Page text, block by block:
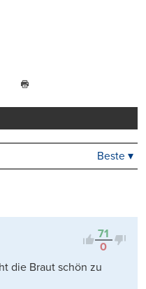
LinkedIn
drucken
Kontrovers
Beste ▾
71
0
die Braut schön zu